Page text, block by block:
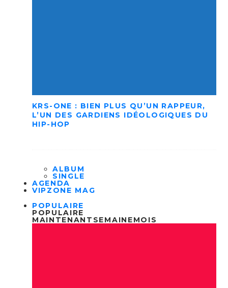
KRS-ONE : BIEN PLUS QU’UN RAPPEUR,
L’UN DES GARDIENS IDÉOLOGIQUES DU
HIP-HOP
ALBUM
SINGLE
AGENDA
VIPZONE MAG
POPULAIRE
POPULAIRE
MAINTENANT SEMAINEMOIS